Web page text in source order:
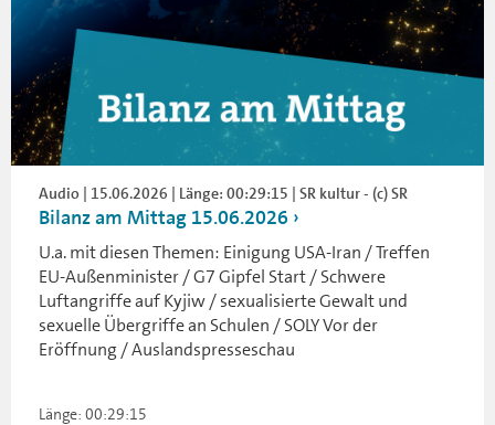
Audio | 15.06.2026 | Länge: 00:29:15 | SR kultur - (c) SR
Bilanz am Mittag 15.06.2026
U.a. mit diesen Themen: Einigung USA-Iran / Treffen
EU-Außenminister / G7 Gipfel Start / Schwere
Luftangriffe auf Kyjiw / sexualisierte Gewalt und
sexuelle Übergriffe an Schulen / SOLY Vor der
Eröffnung / Auslandspresseschau
Länge: 00:29:15